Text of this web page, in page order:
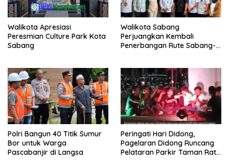
Walikota Apresiasi
Peresmian Culture Park Kota
Sabang
Walikota Sabang
Perjuangkan Kembali
Penerbangan Rute Sabang-
Polri Bangun 40 Titik Sumur
Bor untuk Warga
Pascabanjir di Langsa
Peringati Hari Didong,
Pagelaran Didong Runcang
Pelataran Parkir Taman Ratu